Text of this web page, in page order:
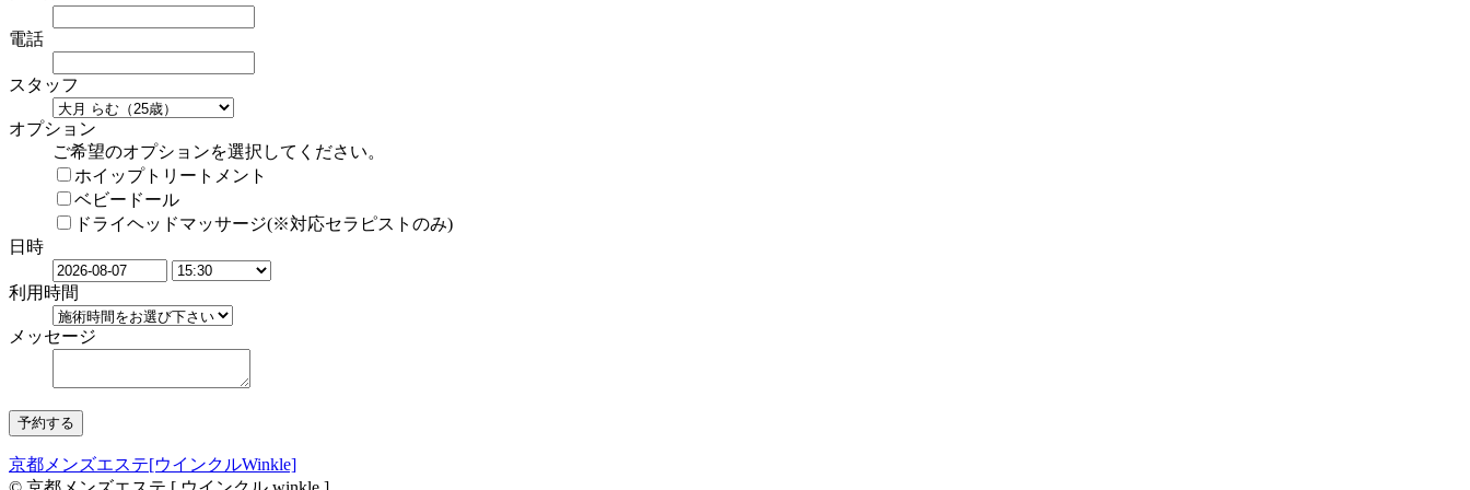
電話
スタッフ
オプション
ご希望のオプションを選択してください。
ホイップトリートメント
ベビードール
ドライヘッドマッサージ(※対応セラピストのみ)
日時
利用時間
メッセージ
京都メンズエステ[ウインクルWinkle]